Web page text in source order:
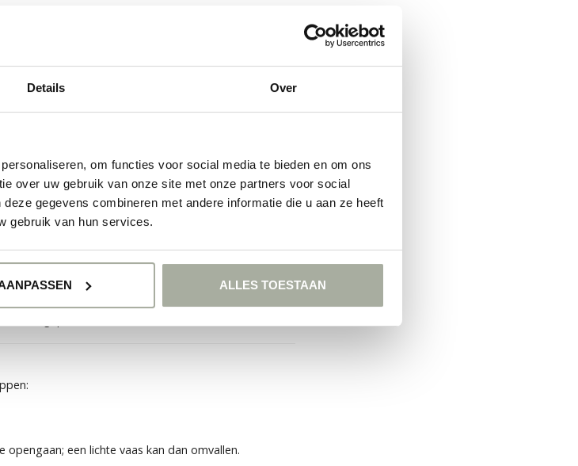
Details Over
om functies voor social media te bieden en om ons
over uw gebruik van onze site met onze partners voor social
gegevens combineren met andere informatie die u aan ze heeft
gebruik van hun services.
ALLES TOESTAAN
perfect in ons streven naar
ecologische voetafdruk minimaal.
je wel twee weken genieten van één steel. Dat is niet
wordt opgehangen.
een lichte vaas kan dan omvallen.